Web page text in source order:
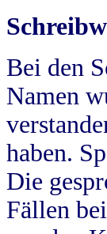
Bei den
Namen
haben.
Die
Fällen